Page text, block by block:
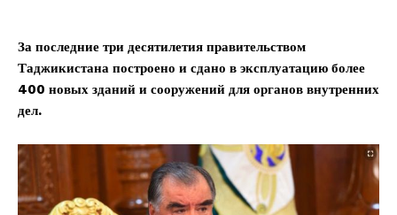
За последние три десятилетия правительством
Таджикистана построено и сдано в эксплуатацию более
400 новых зданий и сооружений для органов внутренних
дел.